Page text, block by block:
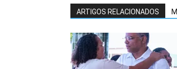
ARTIGOS RELACIONADOS